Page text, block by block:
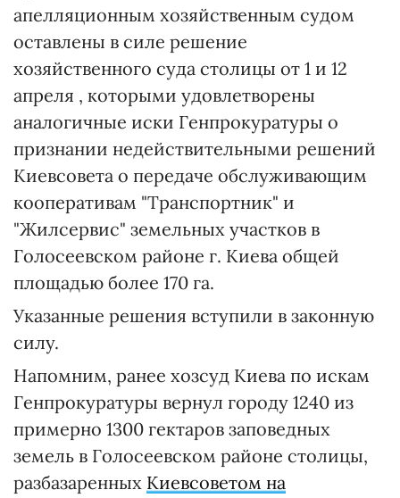
апелляционным хозяйственным судом
оставлены в силе решение
хозяйственного суда столицы от 1 и 12
апреля , которыми удовлетворены
аналогичные иски Генпрокуратуры о
признании недействительными решений
Киевсовета о передаче обслуживающим
кооперативам "Транспортник" и
"Жилсервис" земельных участков в
Голосеевском районе г. Киева общей
площадью более 170 га.
Указанные решения вступили в законную
силу.
Напомним, ранее хозсуд Киева по искам
Генпрокуратуры вернул городу 1240 из
примерно 1300 гектаров заповедных
земель в Голосеевском районе столицы,
разбазаренных Киевсоветом на